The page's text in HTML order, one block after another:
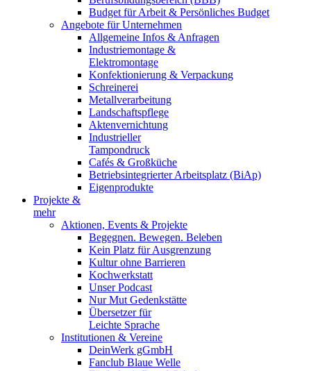
Budget für Arbeit & Persönliches Budget
Angebote für Unternehmen
Allgemeine Infos & Anfragen
Industriemontage &
Elektromontage
Konfektionierung & Verpackung
Schreinerei
Metallverarbeitung
Landschaftspflege
Aktenvernichtung
Industrieller
Tampondruck
Cafés & Großküche
Betriebsintegrierter Arbeitsplatz (BiAp)
Eigenprodukte
Projekte &
mehr
Aktionen, Events & Projekte
Begegnen. Bewegen. Beleben
Kein Platz für Ausgrenzung
Kultur ohne Barrieren
Kochwerkstatt
Unser Podcast
Nur Mut Gedenkstätte
Übersetzer für
Leichte Sprache
Institutionen & Vereine
DeinWerk gGmbH
Fanclub Blaue Welle